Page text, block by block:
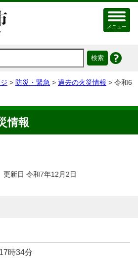
メニュー
> 防災・緊急 > 過去の火災情報 > 令和6
情報
新日 令和7年12月2日
時34分